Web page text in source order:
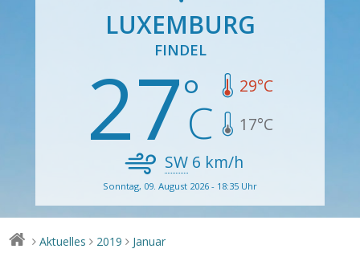
LUXEMBURG
FINDEL
27 29°C
17°C
SW 6 km/h
Sonntag, 09. August 2026 - 18:35 Uhr
> Aktuelles > 2019 > Januar